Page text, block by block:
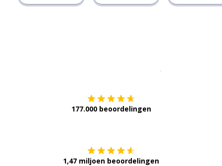
177.000 beoordelingen
1,47 miljoen beoordelingen